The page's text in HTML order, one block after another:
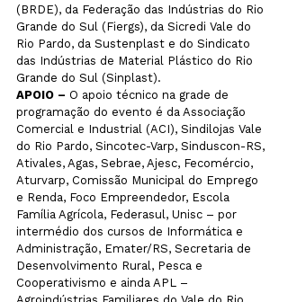
(BRDE), da Federação das Indústrias do Rio
Grande do Sul (Fiergs), da Sicredi Vale do
Rio Pardo, da Sustenplast e do Sindicato
das Indústrias de Material Plástico do Rio
APOIO – O apoio técnico na grade de
programação do evento é da Associação
Comercial e Industrial (ACI), Sindilojas Vale
do Rio Pardo, Sincotec-Varp, Sinduscon-RS,
Ativales, Agas, Sebrae, Ajesc, Fecomércio,
Aturvarp, Comissão Municipal do Emprego
e Renda, Foco Empreendedor, Escola
Família Agrícola, Federasul, Unisc – por
intermédio dos cursos de Informática e
Administração, Emater/RS, Secretaria de
Desenvolvimento Rural, Pesca e
Cooperativismo e ainda APL –